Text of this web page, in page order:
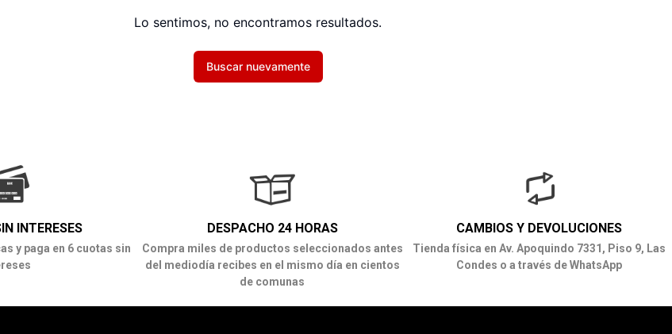
Lo sentimos, no encontramos resultados.
Buscar nuevamente
INTERESES
y paga en 6 cuotas sin
DESPACHO 24 HORAS
Compra miles de productos seleccionados antes
del mediodía recibes en el mismo día en cientos
de comunas
CAMBIOS Y DEVOLUCIONES
Tienda física en Av. Apoquindo 7331, Piso 9, Las
Condes o a través de WhatsApp